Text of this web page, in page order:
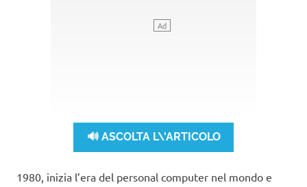
🔊 ASCOLTA L\'ARTICOLO
1980, inizia l’era del personal computer nel mondo e